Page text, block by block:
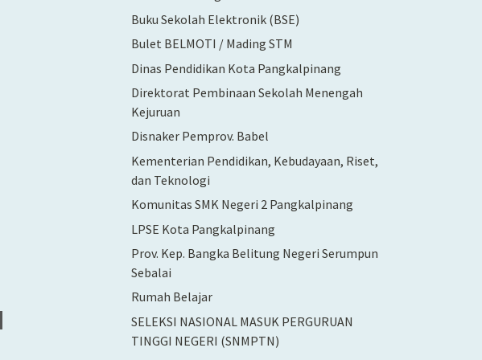
Buku Sekolah Elektronik (BSE)
Bulet BELMOTI / Mading STM
Dinas Pendidikan Kota Pangkalpinang
Direktorat Pembinaan Sekolah Menengah
Kejuruan
Disnaker Pemprov. Babel
Kementerian Pendidikan, Kebudayaan, Riset,
dan Teknologi
Komunitas SMK Negeri 2 Pangkalpinang
LPSE Kota Pangkalpinang
Prov. Kep. Bangka Belitung Negeri Serumpun
Sebalai
Rumah Belajar
SELEKSI NASIONAL MASUK PERGURUAN
TINGGI NEGERI (SNMPTN)